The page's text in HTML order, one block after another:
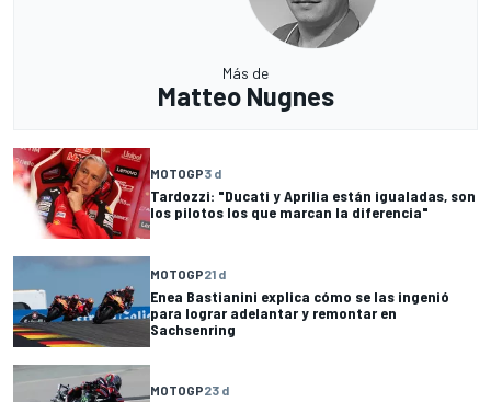
Más de
Matteo Nugnes
MOTOGP3 d
Tardozzi: "Ducati y Aprilia están igualadas, son
los pilotos los que marcan la diferencia"
MOTOGP21 d
Enea Bastianini explica cómo se las ingenió
para lograr adelantar y remontar en
Sachsenring
MOTOGP23 d